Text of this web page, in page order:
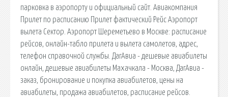
парковка в аэропорту и официальный сайт. Авиакомпания
Прилет по расписанию Прилет фактический Рейс Аэропорт
вылета Сектор. Аэропорт Шереметьево в Москве: расписание
рейсов, онлайн-табло прилета и вылета самолетов, адрес,
телефон справочной службы. ДагАвиа - дешевые авиабилеты
онлайн, дешевые авиабилеты Махачкала - Москва, ДагАвиа -
заказ, бронирование и покупка авиабилетов, цены на
авиабилеты, продажа авиабилетов, расписание рейсов.